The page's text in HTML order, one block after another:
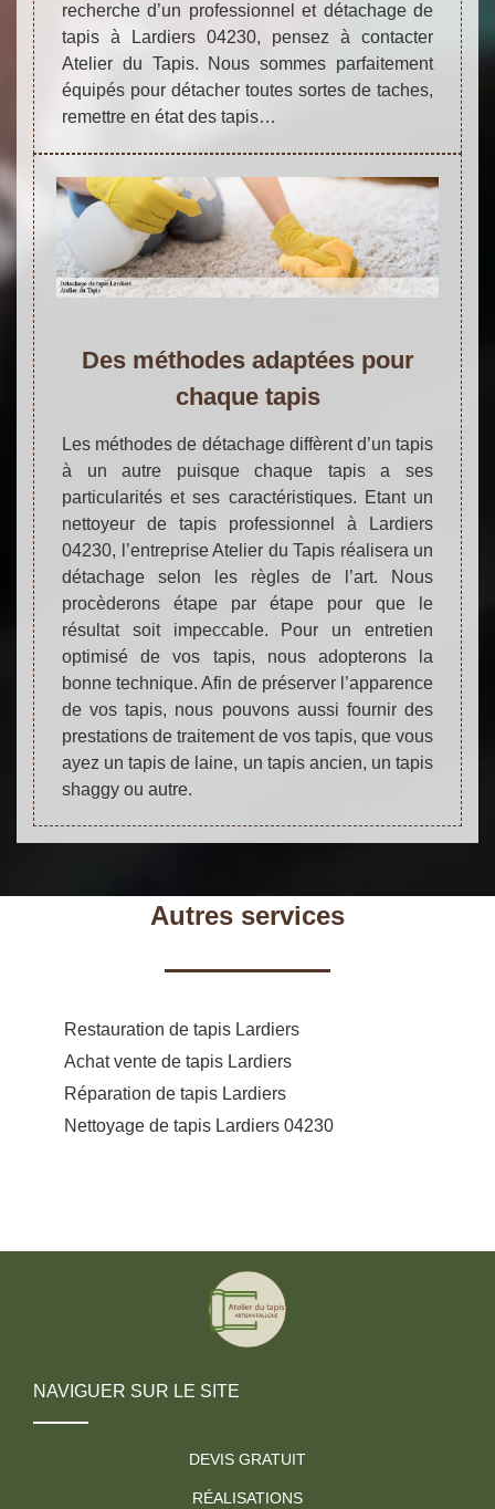
recherche d’un professionnel et détachage de
tapis à Lardiers 04230, pensez à contacter
Atelier du Tapis. Nous sommes parfaitement
équipés pour détacher toutes sortes de taches,
remettre en état des tapis…
Des méthodes adaptées pour
chaque tapis
Les méthodes de détachage diffèrent d’un tapis
à un autre puisque chaque tapis a ses
particularités et ses caractéristiques. Etant un
nettoyeur de tapis professionnel à Lardiers
04230, l’entreprise Atelier du Tapis réalisera un
détachage selon les règles de l’art. Nous
procèderons étape par étape pour que le
résultat soit impeccable. Pour un entretien
optimisé de vos tapis, nous adopterons la
bonne technique. Afin de préserver l’apparence
de vos tapis, nous pouvons aussi fournir des
prestations de traitement de vos tapis, que vous
ayez un tapis de laine, un tapis ancien, un tapis
shaggy ou autre.
Autres services
Restauration de tapis Lardiers
Achat vente de tapis Lardiers
Réparation de tapis Lardiers
Nettoyage de tapis Lardiers 04230
NAVIGUER SUR LE SITE
DEVIS GRATUIT
RÉALISATIONS